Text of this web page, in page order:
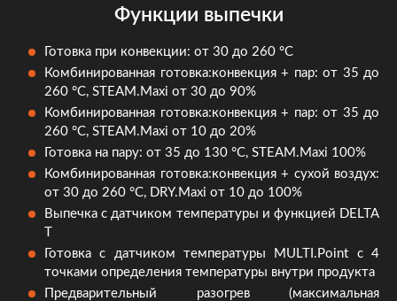
Функции выпечки
Готовка при конвекции: от 30 до 260 °C
Комбинированная готовка:конвекция + пар: от 35 до
260 °C, STEAM.Maxi от 30 до 90%
Комбинированная готовка:конвекция + пар: от 35 до
260 °C, STEAM.Maxi от 10 до 20%
Готовка на пару: от 35 до 130 °C, STEAM.Maxi 100%
Комбинированная готовка:конвекция + сухой воздух:
от 30 до 260 °C, DRY.Maxi от 10 до 100%
Выпечка с датчиком температуры и функцией DELTA
T
Готовка с датчиком температуры MULTI.Point с 4
точками определения температуры внутри продукта
Предварительный разогрев (максимальная